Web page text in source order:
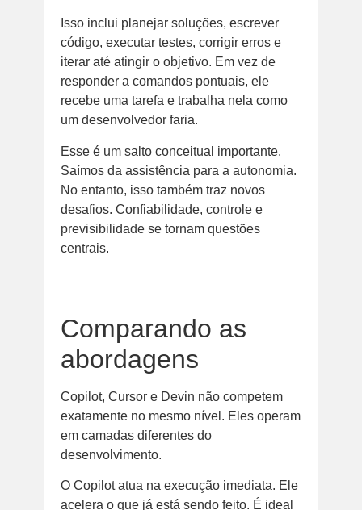
Isso inclui planejar soluções, escrever
código, executar testes, corrigir erros e
iterar até atingir o objetivo. Em vez de
responder a comandos pontuais, ele
recebe uma tarefa e trabalha nela como
um desenvolvedor faria.
Esse é um salto conceitual importante.
Saímos da assistência para a autonomia.
No entanto, isso também traz novos
desafios. Confiabilidade, controle e
previsibilidade se tornam questões
centrais.
Comparando as
abordagens
Copilot, Cursor e Devin não competem
exatamente no mesmo nível. Eles operam
em camadas diferentes do
desenvolvimento.
O Copilot atua na execução imediata. Ele
acelera o que já está sendo feito. É ideal